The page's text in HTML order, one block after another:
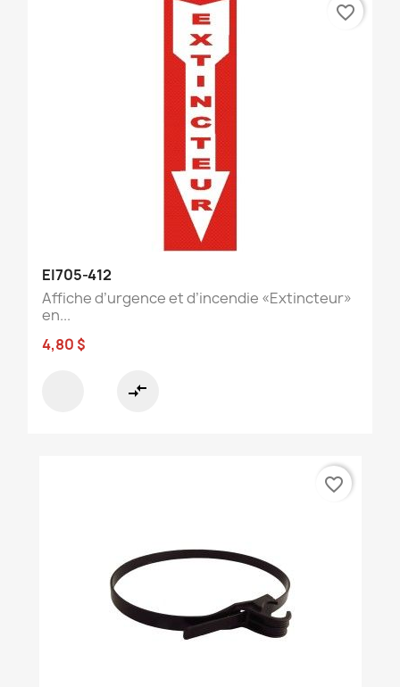
EI705-412
Affiche d’urgence et d’incendie «Extincteur»
en...
4,80 $
compare_arrows
favorite_border
favorite_border